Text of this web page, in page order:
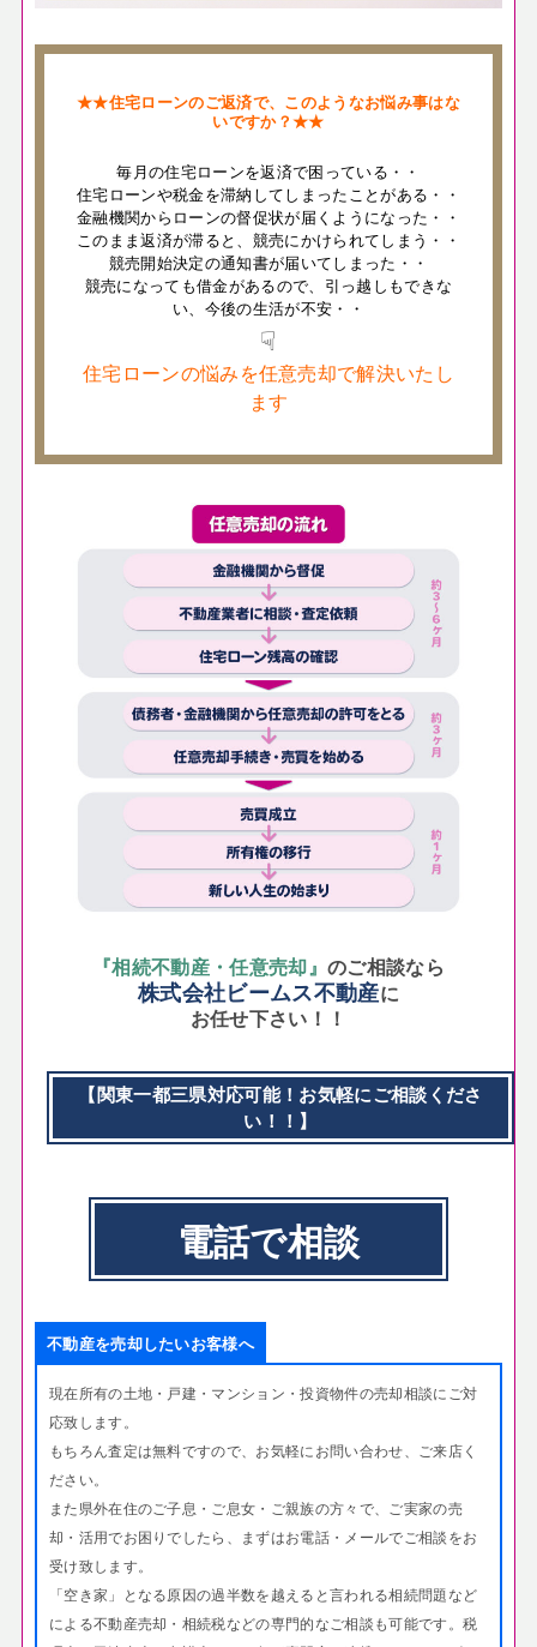
★★住宅ローンのご返済で、このようなお悩み事はな
いですか？★★
毎月の住宅ローンを返済で困っている・・
住宅ローンや税金を滞納してしまったことがある・・
金融機関からローンの督促状が届くようになった・・
このまま返済が滞ると、競売にかけられてしまう・・
競売開始決定の通知書が届いてしまった・・
競売になっても借金があるので、引っ越しもできな
い、今後の生活が不安・・
☟
住宅ローンの悩みを任意売却で解決いたし
ます
『相続不動産・任意売却』 のご相談なら
株式会社ビームス不動産に
お任せ下さい！！
【関東一都三県対応可能！お気軽にご相談くださ
い！！】
電話で相談
不動産を売却したいお客様へ
現在所有の土地・戸建・マンション・投資物件の売却相談にご対
応致します。
もちろん査定は無料ですので、お気軽にお問い合わせ、ご来店く
ださい。
また県外在住のご子息・ご息女・ご親族の方々で、
ご実家の売
却・活用でお困りでしたら、まずはお電話・メールでご相談をお
受け致します。
「空き家」となる原因の過半数を越えると言われる相続問題など
による不動産売却・相続税などの専門的なご相談も可能です。税